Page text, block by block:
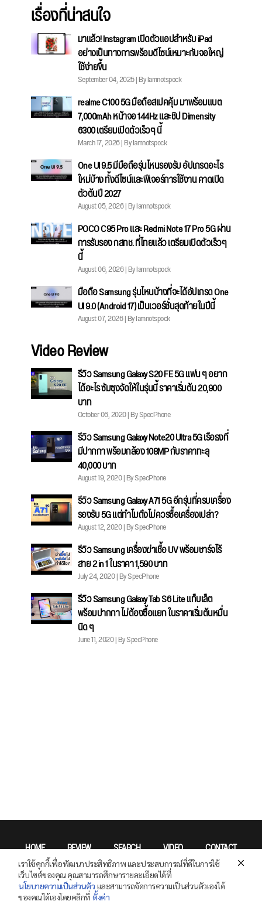
เรื่องที่น่าสนใจ
มาแล้ว! Instagram เปิดตัวแอปสำหรับ iPad
อย่างเป็นทางการพร้อมดีไซน์เหมาะกับจอใหญ่
ใช้ง่ายขึ้น
September 04, 2025 | By Iamnotspock
realme C100 5G มือถือสเปคคุ้ม มาพร้อมแบต
7,000mAh หน้าจอ 144Hz และชิป Dimensity
6300 เตรียมเปิดตัวเร็วๆ นี้
March 17, 2026 | By Iamnotspock
One UI 9.5 มีมือถือรุ่นไหนรองรับ อัปเกรดอะไร
ใหม่บ้าง ทั้งดีไซน์และฟีเจอร์การใช้งาน คาดเปิด
ตัวต้นปี 2027
August 05, 2026 | By Iamnotspock
POCO C95 Pro และ Redmi Note 17 Pro 5G ผ่าน
การรับรอง กสทช. ที่ไทยแล้ว เตรียมเปิดตัวเร็วๆ
นี้
August 06, 2026 | By Iamnotspock
มือถือ Samsung รุ่นไหนบ้างที่จะได้อัปเกรด One
UI 9.0 (Android 17) เป็นเวอร์ชั่นสุดท้ายในปีนี้
August 07, 2026 | By Iamnotspock
Video Review
รีวิว Samsung Galaxy S20 FE 5G แฟน ๆ อยาก
ได้อะไร ซัมซุงจัดให้ในรุ่นนี้ ราคาเริ่มต้น 20,900
บาท
October 06, 2020 | By SpecPhone
รีวิว Samsung Galaxy Note20 Ultra 5G เรือธงที่
มีปากกา พร้อมกล้อง 108MP กับราคาทะลุ
40,000 บาท
August 19, 2020 | By SpecPhone
รีวิว Samsung Galaxy A71 5G อีกรุ่นที่ครบเครื่อง
รองรับ 5G แต่ทำไมถึงไม่ควรซื้อเครื่องเปล่า?
August 12, 2020 | By SpecPhone
รีวิว Samsung เครื่องฆ่าเชื้อ UV พร้อมชาร์จไร้
สาย 2 in 1 ในราคา 1,590 บาท
July 24, 2020 | By SpecPhone
รีวิว Samsung Galaxy Tab S6 Lite แท็บเล็ต
พร้อมปากกา ไม่ต้องซื้อแยก ในราคาเริ่มต้นหมื่น
นิด ๆ
June 11, 2020 | By SpecPhone
HOME REVIEW SEARCH VIDEO CONTACT
เราใช้คุกกี้เพื่อพัฒนาประสิทธิภาพ และประสบการณ์ที่ดีในการใช้
เว็บไซต์ของคุณ คุณสามารถศึกษารายละเอียดได้ที่
นโยบายความเป็นส่วนตัว และสามารถจัดการความเป็นส่วนตัวเองได้
ของคุณได้เองโดยคลิกที่ ตั้งค่า